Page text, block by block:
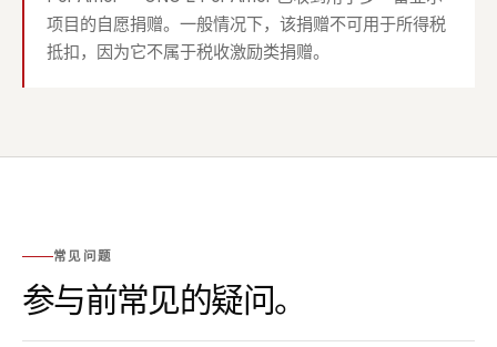
项目的自愿捐赠。一般情况下，该捐赠不可用于所得税
抵扣，因为它不属于税收激励类捐赠。
常见问题
参与前常见的疑问。